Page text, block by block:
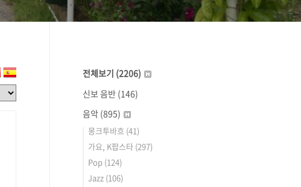
전체보기 (2206)
신보 음반 (146)
음악 (895)
몽크투바흐 (41)
가요, K팝스타 (297)
Pop (124)
Jazz (106)